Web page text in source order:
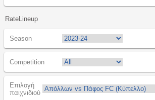
RateLineup
Season
Competition
Επιλογή
παιχνιδιού